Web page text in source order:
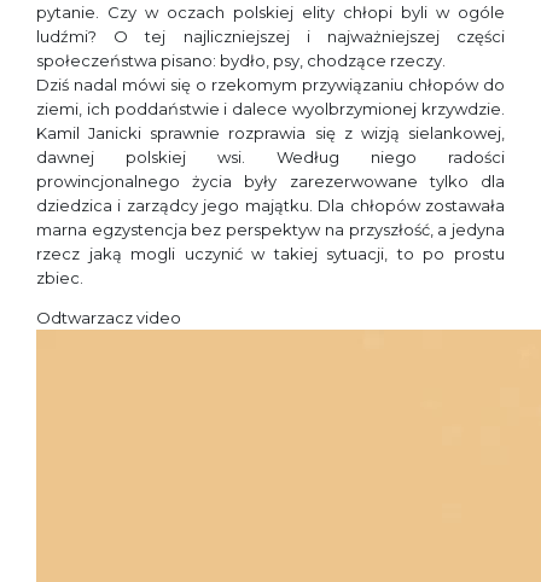
pytanie. Czy w oczach polskiej elity chłopi byli w ogóle
ludźmi? O tej najliczniejszej i najważniejszej części
społeczeństwa pisano: bydło, psy, chodzące rzeczy.
Dziś nadal mówi się o rzekomym przywiązaniu chłopów do
ziemi, ich poddaństwie i dalece wyolbrzymionej krzywdzie.
Kamil Janicki sprawnie rozprawia się z wizją sielankowej,
dawnej polskiej wsi. Według niego radości
prowincjonalnego życia były zarezerwowane tylko dla
dziedzica i zarządcy jego majątku. Dla chłopów zostawała
marna egzystencja bez perspektyw na przyszłość, a jedyna
rzecz jaką mogli uczynić w takiej sytuacji, to po prostu
zbiec.
Odtwarzacz video